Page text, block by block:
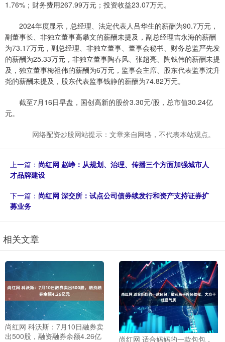
1.76%；财务费用267.99万元；投资收益23.07万元。
2024年度显示，总经理、法定代表人吕华生的薪酬为90.7万元，
副董事长、非独立董事高攀文的薪酬未提及，副总经理吉永海的薪酬
为73.17万元，副总经理、非独立董事、董事会秘书、财务总监严先发
的薪酬为25.33万元，非独立董事陶春风、张超亮、陶钱伟的薪酬未提
及，独立董事梅祖伟的薪酬为6万元，监事会主席、股东代表监事沈升
尧的薪酬未提及，股东代表监事钱静的薪酬为74.82万元。
截至7月16日早盘，国创高新的股价3.30元/股，总市值30.24亿
元。
网络配资炒股网站提示：文章来自网络，不代表本站观点。
上一篇： 尚红网 赵峥：从规划、治理、传播三个方面加强城市人
才品牌建设
下一篇： 尚红网 深交所：试点公司债券续发行和资产支持证券扩
募业务
相关文章
尚红网 科沃斯：7月10日融券卖
出500股，融资融券余额4.26亿
尚红网 适合妈妈的一款包包，